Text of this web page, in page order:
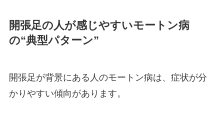
開張足の人が感じやすいモートン病
の“典型パターン”
開張足が背景にある人のモートン病は、症状が分
かりやすい傾向があります。